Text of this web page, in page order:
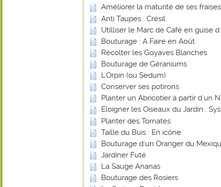
Améliorer la maturité de ses
Anti Taupes : Crésil
Utilliser le Marc de Café en guise
Bouturage : A Faire en Août
Récolter les Goyaves Blanches
Bouturage de Géraniums
L'Orpin (ou Sedum)
Conserver ses potirons
Planter un Abricotier à partir d'un
Eloigner les Oiseaux du Jardin :
Planter des Tomates
Taille du Buis : En icône
Bouturage d'un Oranger du
Jardiner Futé
La Sauge Ananas
Bouturage des Rosiers